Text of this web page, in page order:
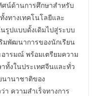
ศน์ด้านการศึกษาสำหรับ
งทางเทคโนโลยีและ
รูปแบบดั้งเดิมไปสู่ระบบ
มพัฒนาการของนักเรียน
ารมณ์ พร้อมเตรียมความ
ทั้งในประเทศจีนและทั่ว
นานาชาติของ
า ความสำเร็จทางการ